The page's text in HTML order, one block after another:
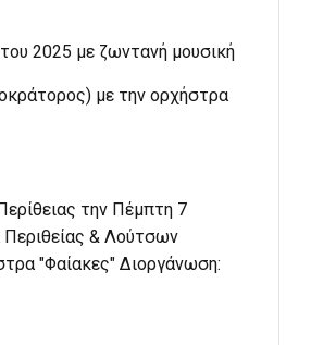
2025 με ζωντανή μουσική
με την ορχήστρα
την Πέμπτη 7
& Λούτσων
"Φαίακες" Διοργάνωση: